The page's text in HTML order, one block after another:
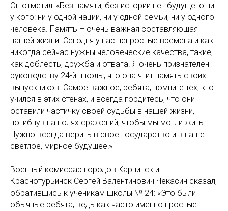
Он отметил: «Без памяти, без истории нет будущего ни
у кого: ни у одной нации, ни у одной семьи, ни у одного
человека. Память – очень важная составляющая
нашей жизни. Сегодня у нас непростые времена и как
никогда сейчас нужны человеческие качества, такие,
как доблесть, дружба и отвага. Я очень признателен
руководству 24-й школы, что она чтит память своих
выпускников. Самое важное, ребята, помните тех, кто
учился в этих стенах, и всегда гордитесь, что они
оставили частичку своей судьбы в нашей жизни,
погибнув на полях сражений, чтобы мы могли жить.
Нужно всегда верить в свое государство и в наше
светлое, мирное будущее!»
Военный комиссар городов Карпинск и
Краснотурьинск Сергей Валентинович Чекасин сказал,
обратившись к ученикам школы № 24: «Это были
обычные ребята, ведь как часто именно простые